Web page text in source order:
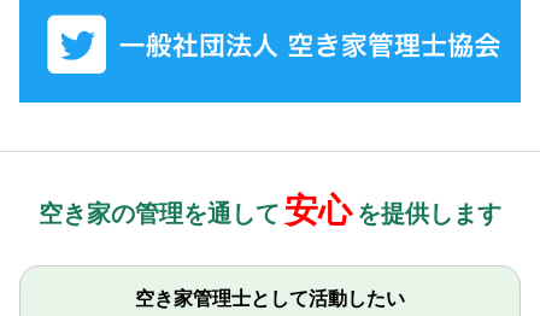
空き家の管理を通して 安心 を提供します
空き家管理士として活動したい